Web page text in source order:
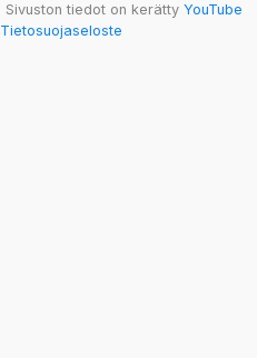
Sivuston tiedot on kerätty YouTube
Tietosuojaseloste